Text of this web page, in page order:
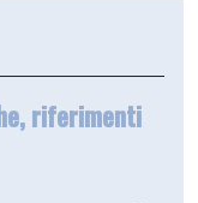
riferimenti